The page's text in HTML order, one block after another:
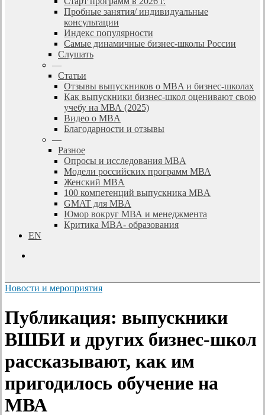
Пробные занятия/ индивидуальные
консультации
Индекс популярности
Самые динамичные бизнес-школы России
Слушать
—
Статьи
Отзывы выпускников о MBA и бизнес-школах
Как выпускники бизнес-школ оценивают свою
учебу на МВА (2025)
Видео о MBA
Благодарности и отзывы
—
Разное
Опросы и исследования MBA
Модели российских программ МВА
Женский MBA
100 компетенций выпускника MBA
GMAT для MBA
Юмор вокруг МВА и менеджмента
Критика MBA- образования
EN
Новости и мероприятия
Публикация: выпускники
ВШБИ и других бизнес-школ
рассказывают, как им
пригодилось обучение на
МВА